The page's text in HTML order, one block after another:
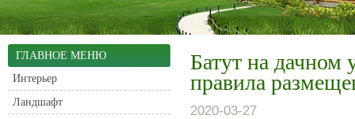
ГЛАВНОЕ МЕНЮ
Интерьер
Ландшафт
Батут на дачном
правила
2020-03-27